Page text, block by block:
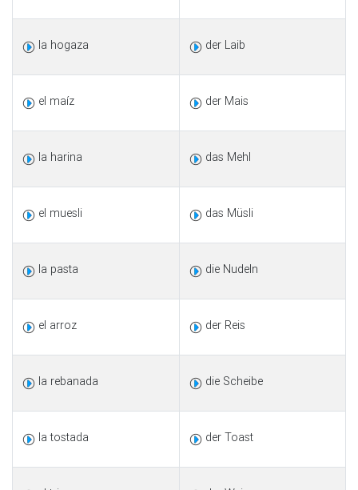
la hogaza der Laib
el maíz der Mais
la harina das Mehl
el muesli das Müsli
la pasta die Nudeln
el arroz der Reis
la rebanada die Scheibe
la tostada der Toast